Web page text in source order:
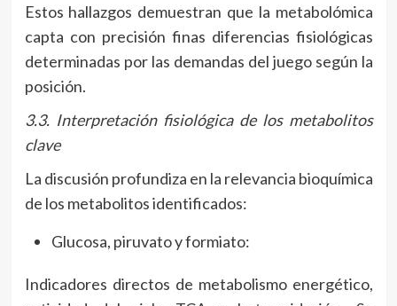
Estos hallazgos demuestran que la metabolómica
capta con precisión finas diferencias fisiológicas
determinadas por las demandas del juego según la
posición.
3.3. Interpretación fisiológica de los metabolitos
clave
La discusión profundiza en la relevancia bioquímica
de los metabolitos identificados:
Glucosa, piruvato y formiato:
Indicadores directos de metabolismo energético,